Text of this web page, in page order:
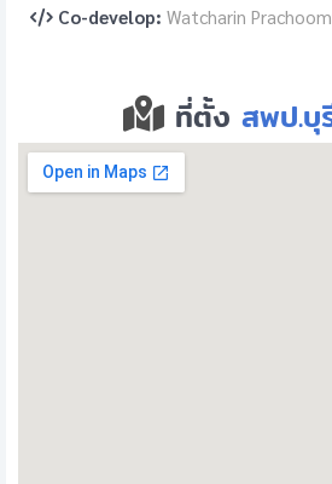
Co-develop: Watcharin
ที่ตั้ง สพป.บุ